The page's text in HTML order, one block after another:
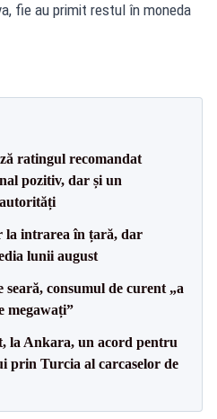
fie au primit restul în moneda
ratingul recomandat
pozitiv, dar și un
la intrarea în țară, dar
lunii august
consumul de curent „a
megawați”
la Ankara, un acord pentru
prin Turcia al carcaselor de